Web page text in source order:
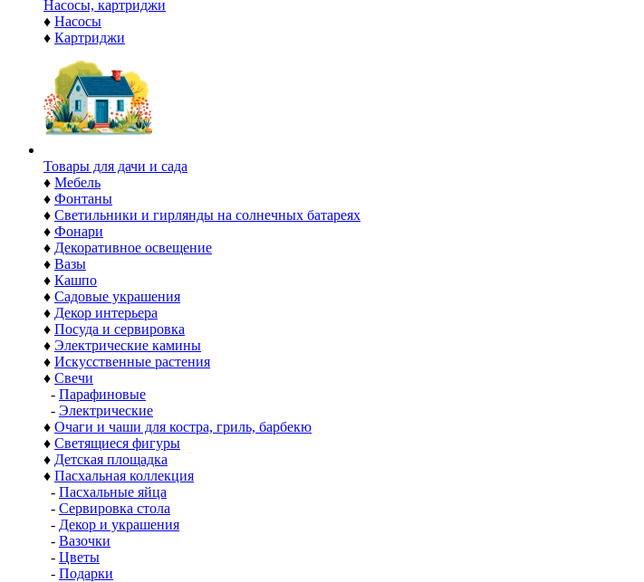
Насосы, картриджи
♦ Насосы
♦ Картриджи
Товары для дачи и сада
♦ Мебель
♦ Фонтаны
♦ Светильники и гирлянды на солнечных батареях
♦ Фонари
♦ Декоративное освещение
♦ Вазы
♦ Кашпо
♦ Садовые украшения
♦ Декор интерьера
♦ Посуда и сервировка
♦ Электрические камины
♦ Искусственные растения
♦ Свечи
- Парафиновые
- Электрические
♦ Очаги и чаши для костра, гриль, барбекю
♦ Светящиеся фигуры
♦ Детская площадка
♦ Пасхальная коллекция
- Пасхальные яйца
- Сервировка стола
- Декор и украшения
- Вазочки
- Цветы
- Подарки